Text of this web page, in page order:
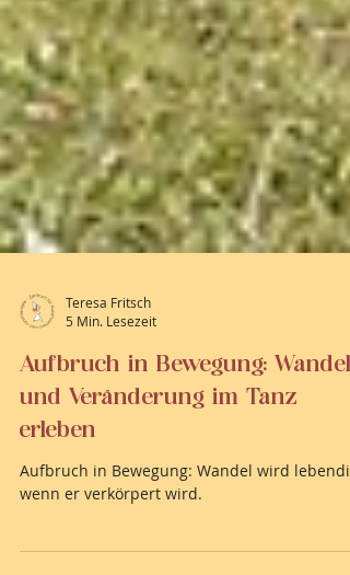
Teresa Fritsch
5 Min. Lesezeit
Aufbruch in Bewegung: Wandel
erleben